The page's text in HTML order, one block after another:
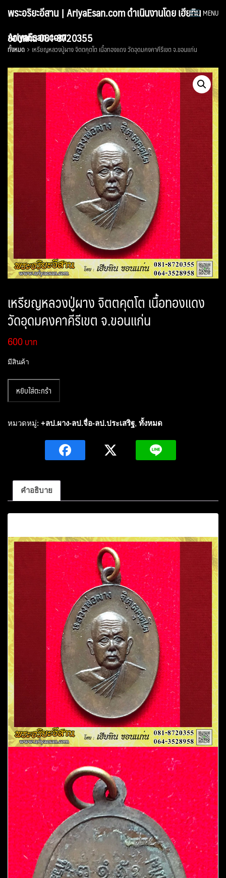
พระอริยะอีสาน | AriyaEsan.com ดำเนินงานโดย เฮียทิน
ขอนแก่น 081-8720355
MENU
AriyaEsan.com
ทั้งหมด เหรียญหลวงปู่ผาง จิตตคุตโต เนื้อทองแดง วัดอุดมคงคาคีรีเขต จ.ขอนแก่น
เหรียญหลวงปู่ผาง จิตตคุตโต เนื้อทองแดง
วัดอุดมคงคาคีรีเขต จ.ขอนแก่น
600
มีสินค้า
เหรียญ
ปู่
เนื้อ
ทองแดง
อุดม
คีรี
เขต
จ.ขอนแก่น
ชิ้น
หยิบใส่ตะกร้า
หมวดหมู่: +ลป.ผาง-ลป.จื่อ-ลป.ประเสริฐ, ทั้งหมด
คำอธิบาย